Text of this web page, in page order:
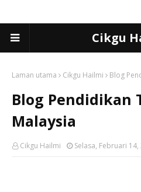
Cikgu
Laman utama Cikgu Hailmi Blog
Blog Pendidikan
Malaysia
Cikgu Hailmi Selasa, Februari 14,